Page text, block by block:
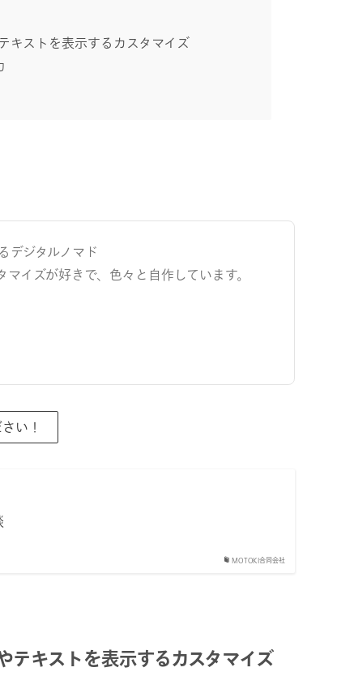
キストを表示するカスタマイズ
デジタルノマド
イズが好きで、色々と自作しています。
い！
MOTOKI合同会社
キストを表示するカスタマイズ